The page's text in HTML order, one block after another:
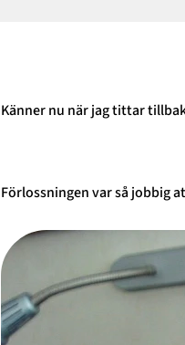
Känner nu när jag tittar
Förlossningen var så jobbig